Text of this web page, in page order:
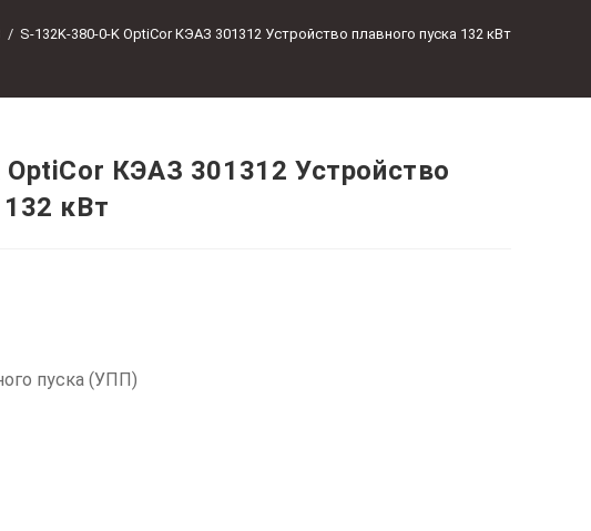
/ S-132K-380-0-K OptiCor КЭАЗ 301312 Устройство плавного пуска 132 кВт
КЭАЗ 301312 Устройство
132 кВт
пуска (УПП)